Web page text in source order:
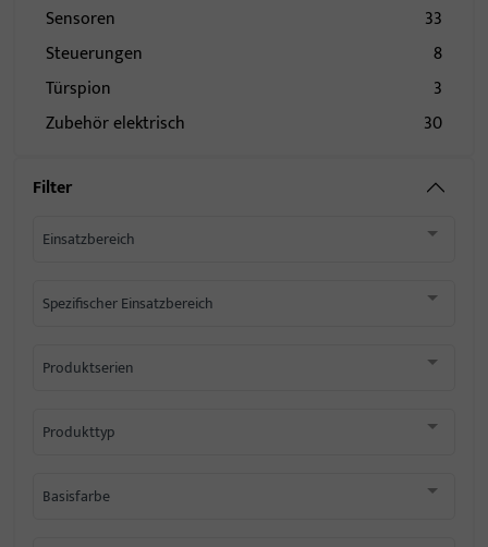
Sensoren
33
Steuerungen
8
Türspion
3
Zubehör elektrisch
30
Filter
Einsatzbereich
Spezifischer Einsatzbereich
Produktserien
Produkttyp
Basisfarbe